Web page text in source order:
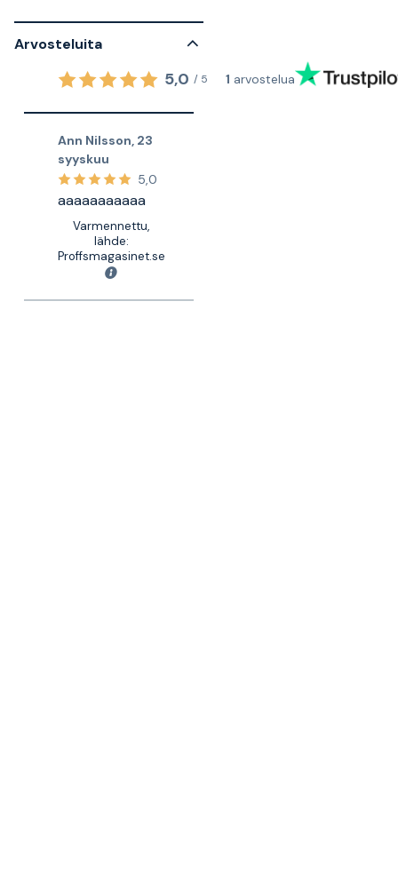
Arvosteluita
5,0 / 5 1 arvostelua
Ann Nilsson, 23
syyskuu
5,0
aaaaaaaaaaa
Varmennettu,
lähde:
Proffsmagasinet.se